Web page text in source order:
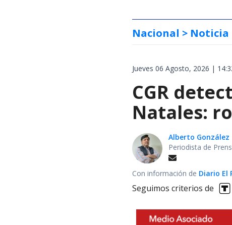
Nacional > Noticia
Jueves 06 Agosto, 2026 |
CGR
Natales:
Alberto González
Periodista de
Con información de Diario El
Seguimos criterios de